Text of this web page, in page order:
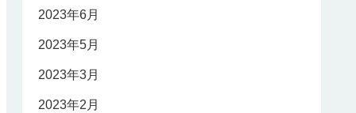
2023年6月
2023年5月
2023年3月
2023年2月